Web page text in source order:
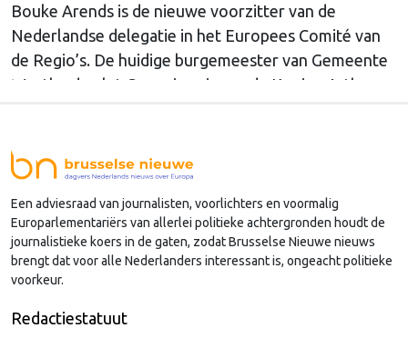
Bouke Arends is de nieuwe voorzitter van de
Nederlandse delegatie in het Europees Comité van
de Regio’s. De huidige burgemeester van Gemeente
Westland volgt Commissaris van de Koning Arthur
Nederlandse regio’s behoorlijk succesvol in hun
lobby in Brussel, en dat komt vooral omdat …
Continued
Een adviesraad van journalisten, voorlichters en voormalig
Europarlementariërs van allerlei politieke achtergronden houdt de
journalistieke koers in de gaten, zodat Brusselse Nieuwe nieuws
brengt dat voor alle Nederlanders interessant is, ongeacht politieke
voorkeur.
Redactiestatuut